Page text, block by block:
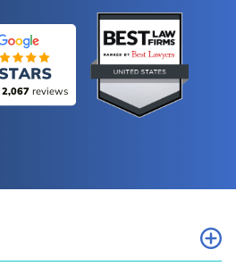
2,067 reviews